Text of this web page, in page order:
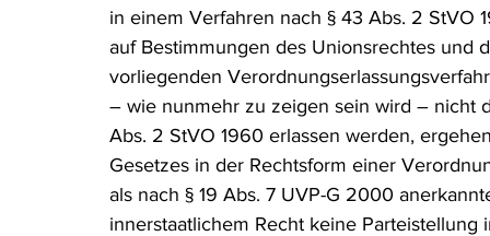
in einem Verfahren nach § 43 Abs. 2 StVO
auf Bestimmungen des Unionsrechtes und
vorliegenden
– wie nunmehr zu zeigen sein wird – nicht
Abs. 2 StVO 1960 erlassen werden,
Gesetzes in der Rechtsform einer
als nach § 19 Abs. 7 UVP-G 2000
innerstaatlichem Recht keine